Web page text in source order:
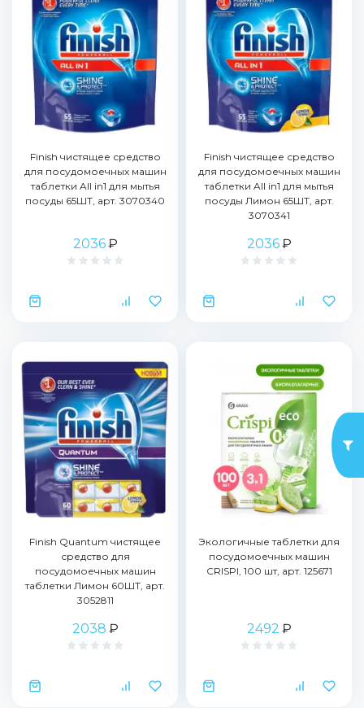
Finish чистящее средство
для посудомоечных машин
таблетки All in1 для мытья
посуды 65ШТ, арт. 3070340
2036₽
Finish чистящее средство
для посудомоечных машин
таблетки All in1 для мытья
посуды Лимон 65ШТ, арт.
3070341
2036₽
Finish Quantum чистящее
средство для
посудомоечных машин
таблетки Лимон 60ШТ, арт.
3052811
2038 ₽
Экологичные таблетки для
посудомоечных машин
CRISPI, 100 шт, арт. 125671
2492 ₽